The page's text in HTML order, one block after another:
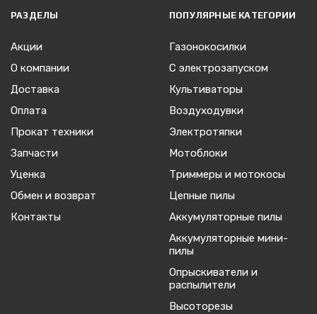
РАЗДЕЛЫ
Акции
О компании
Доставка
Оплата
Прокат техники
Запчасти
Уценка
Обмен и возврат
Контакты
ПОПУЛЯРНЫЕ КАТЕГОРИИ
Газонокосилки
С электрозапуском
Культиваторы
Воздуходувки
Электротяпки
Мотоблоки
Триммеры и мотокосы
Цепные пилы
Аккумуляторные пилы
Аккумуляторные мини-
пилы
Опрыскиватели и
распылители
Высоторезы